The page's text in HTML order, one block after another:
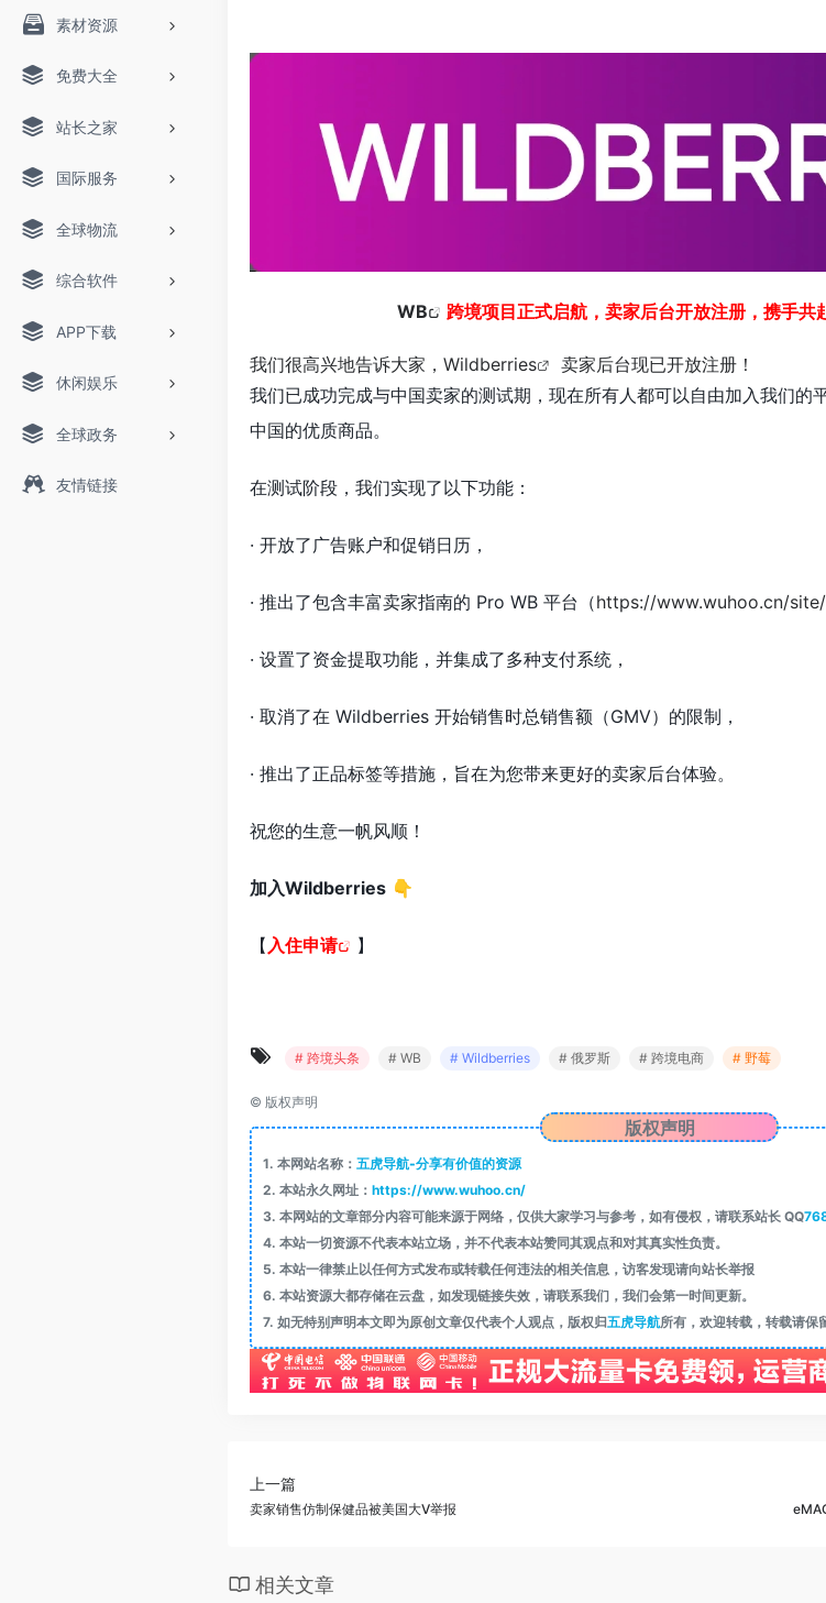
素材资源
免费大全
站长之家
国际服务
全球物流
综合软件
APP下载
休闲娱乐
全球政务
友情链接
WB 跨境项目正式启航，卖家后台开放注册，携手共
我们很高兴地告诉大家， Wildberries
卖家后台现已开放注册！
我们已成功完成与中国卖家的测试期，现在所有人都可以自由加入我们的
中国的优质商品。
在测试阶段，我们实现了以下功能：
· 开放了广告账户和促销日历，
· 推出了包含丰富卖家指南的 Pro WB 平台（https://www.wuhoo.cn/
· 设置了资金提取功能，并集成了多种支付系统，
· 取消了在 Wildberries 开始销售时总销售额（GMV）的限制，
· 推出了正品标签等措施，旨在为您带来更好的卖家后台体验。
祝您的生意一帆风顺！
加入Wildberries 👇
【入住申请 】
# 跨境头条 # WB # Wildberries # 俄罗斯 # 跨境电商 # 野莓
© 版权声明
版权声明
1. 本网站名称： 五虎导航-分享有价值的资源
2. 本站永久网址： https://www.wuhoo.cn/
3. 本网站的文章部分内容可能来源于网络，仅供大家学习与参考，如有侵权，请联系站长 QQ
4. 本站一切资源不代表本站立场，并不代表本站赞同其观点和对其真实性负责。
5. 本站一律禁止以任何方式发布或转载任何违法的相关信息，访客发现请向站长举报
6. 本站资源大都存储在云盘，如发现链接失效，请联系我们，我们会第一时间更新。
7. 如无特别声明本文即为原创文章仅代表个人观点，版权归五虎导航所有，欢迎转载，转载请保
上一篇
卖家销售仿制保健品被美国大V举报
相关文章